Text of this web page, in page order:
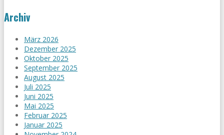
Archiv
März 2026
Dezember 2025
Oktober 2025
September 2025
August 2025
Juli 2025
Juni 2025
Mai 2025
Februar 2025
Januar 2025